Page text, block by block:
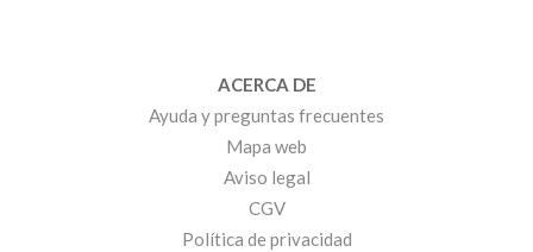
ACERCA DE
Ayuda y preguntas frecuentes
Mapa web
Aviso legal
CGV
Política de privacidad